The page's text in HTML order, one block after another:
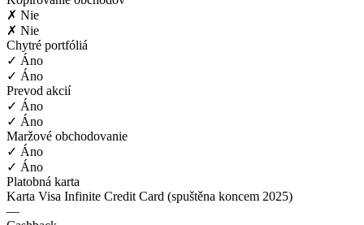
✗ Nie
✗ Nie
Chytré portfóliá
✓ Áno
✓ Áno
Prevod akcií
✓ Áno
✓ Áno
Maržové obchodovanie
✓ Áno
✓ Áno
Platobná karta
Karta Visa Infinite Credit Card (spuštěna koncem 2025)
—